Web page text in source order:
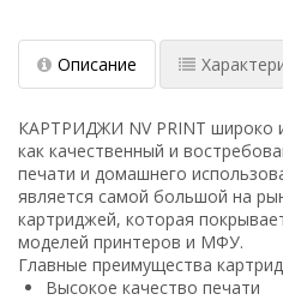
Описание
КАРТРИДЖИ NV PRINT широко
как качественный и
печати и домашнего
является самой большой на
картриджей, которая
моделей принтеров и МФУ.
Главные преимущества
Высокое качество печати